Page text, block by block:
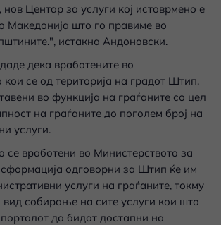
нов Центар за услуги кој истоврмено е
Македонија што го правиме во
истакна Андоновски.
дека вработените во
кои се од територија на градот Штип,
во функција на граѓаните со цел
на граѓаните до поголем број на
услуги.
се вработени во Министерството за
одговорни за Штип ќе им
услуги на граѓаните, токму
вид собирање на сите услуги кои што
да бидат достапни на